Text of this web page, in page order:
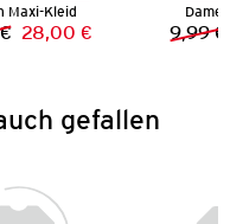
Maxi-Kleid
Vorheriger Preis:
Neuer Preis:
28,00 € 9,99 €
gefallen